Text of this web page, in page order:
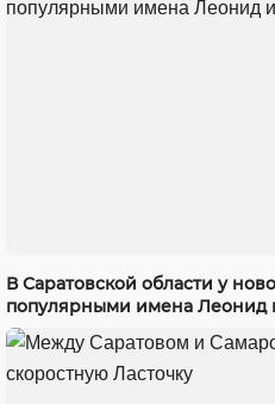
В Саратовской области у
популярными имена Леонид